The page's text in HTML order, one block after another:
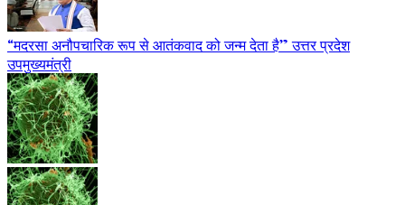
“मदरसा अनौपचारिक रूप से आतंकवाद को जन्म देता है” उत्तर प्रदेश
उपमुख्यमंत्री